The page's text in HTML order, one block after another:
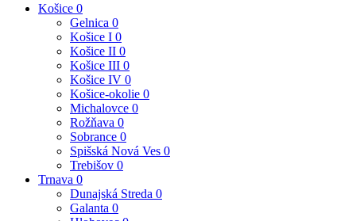
Košice 0
Gelnica 0
Košice I 0
Košice II 0
Košice III 0
Košice IV 0
Košice-okolie 0
Michalovce 0
Rožňava 0
Sobrance 0
Spišská Nová Ves 0
Trebišov 0
Trnava 0
Dunajská Streda 0
Galanta 0